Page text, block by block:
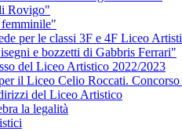
Rovigo"
femminile"
per le classi 3F e 4F Liceo
e bozzetti di Gabbris Ferrari"
del Liceo Artistico 2022/2023
il Liceo Celio Roccati.
del Liceo Artistico
la legalità